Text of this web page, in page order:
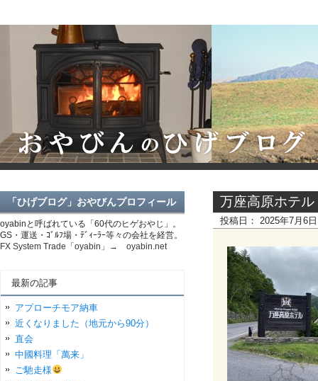
万座高原ホテル
投稿日： 2025年7月6
「ひげブログ」おやびんプロフィール
oyabinと呼ばれている「60代のヒゲおやじ」。
GS・運送・ｺﾞﾙﾌ場・ﾃﾞｨｰﾗｰ等々の会社を経営。
FX System Trade「oyabin」→ oyabin.net
最新の記事
アプローチモア納車
近くなりました（地元から90分）
直会
中國料理「萬来」
ご馳走様